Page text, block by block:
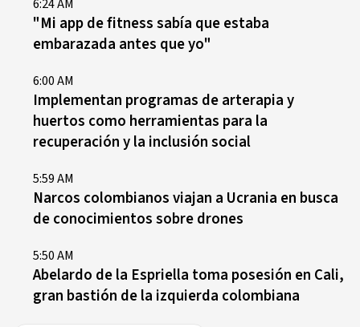
6:24 AM
"Mi app de fitness sabía que estaba
embarazada antes que yo"
6:00 AM
Implementan programas de arterapia y
huertos como herramientas para la
recuperación y la inclusión social
5:59 AM
Narcos colombianos viajan a Ucrania en busca
de conocimientos sobre drones
5:50 AM
Abelardo de la Espriella toma posesión en Cali,
gran bastión de la izquierda colombiana